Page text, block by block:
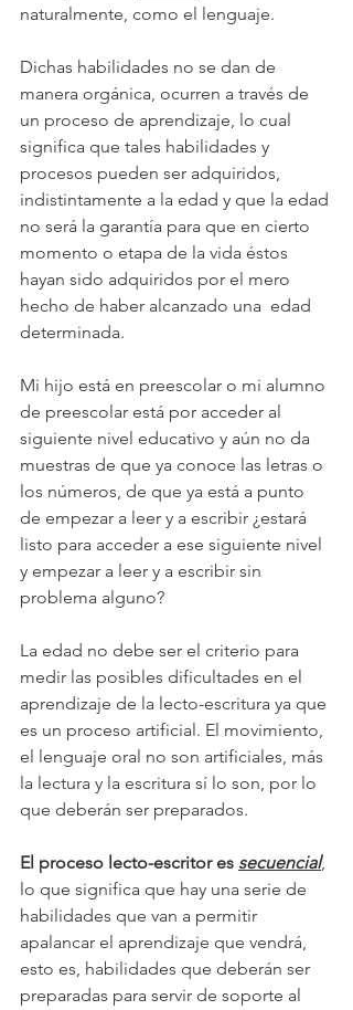
naturalmente, como el lenguaje.
Dichas habilidades no se dan de
manera orgánica, ocurren a través de
un proceso de aprendizaje, lo cual
significa que tales habilidades y
procesos pueden ser adquiridos,
indistintamente a la edad y que la edad
no será la garantía para que en cierto
momento o etapa de la vida éstos
hayan sido adquiridos por el mero
hecho de haber alcanzado una  edad
determinada.
Mi hijo está en preescolar o mi alumno
de preescolar está por acceder al
siguiente nivel educativo y aún no da
muestras de que ya conoce las letras o
los números, de que ya está a punto
de empezar a leer y a escribir ¿estará
listo para acceder a ese siguiente nivel
y empezar a leer y a escribir sin
problema alguno?
La edad no debe ser el criterio para
medir las posibles dificultades en el
aprendizaje de la lecto-escritura ya que
es un proceso artificial. El movimiento,
el lenguaje oral no son artificiales, más
la lectura y la escritura sí lo son, por lo
que deberán ser preparados.
El proceso lecto-escritor es secuencial,
lo que significa que hay una serie de
habilidades que van a permitir
apalancar el aprendizaje que vendrá,
esto es, habilidades que deberán ser
preparadas para servir de soporte al